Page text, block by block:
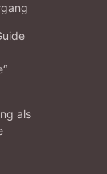
als